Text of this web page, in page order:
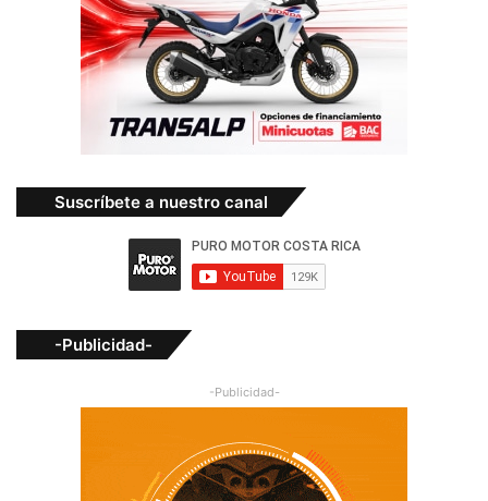
Suscríbete a nuestro canal
-Publicidad-
-Publicidad-